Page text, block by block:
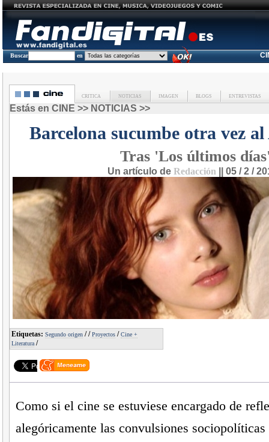
Buscar en
CRITICA NOTICIAS IMAGEN BLOGS ENTREVISTAS
Estás en CINE >> NOTICIAS >>
Barcelona sucumbe otra vez
Tras 'Los últimos
Un artículo de Redacción || 05 / 2 /
Etiquetas: Segundo origen//Proyectos/Cine +
Literatura/
Como si el cine se estuviese encargado de
alegóricamente las convulsiones sociopolíticas